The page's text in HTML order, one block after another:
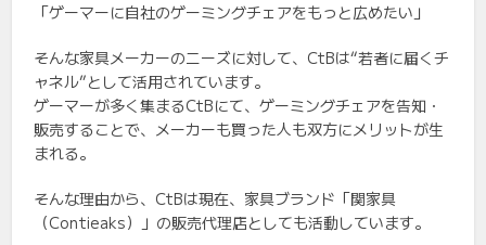
「ゲーマーに自社のゲーミングチェアをもっと広めたい」
そんな家具メーカーのニーズに対して、CtBは“若者に届くチ
ャネル”として活用されています。
ゲーマーが多く集まるCtBにて、ゲーミングチェアを告知・
販売することで、メーカーも買った人も双方にメリットが生
まれる。
そんな理由から、CtBは現在、家具ブランド「関家具
（Contieaks）」の販売代理店としても活動しています。